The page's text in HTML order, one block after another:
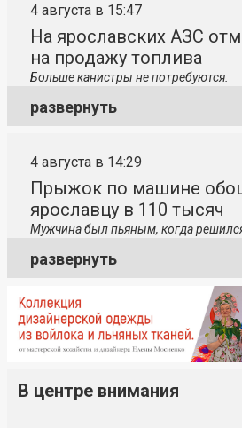
4 августа в 15:47
На ярославских АЗС
на продажу топлива
Больше канистры не потребуются.
развернуть
4 августа в 14:29
Прыжок по машине
ярославцу в 110 тысяч
Мужчина был пьяным, когда
развернуть
В центре внимания